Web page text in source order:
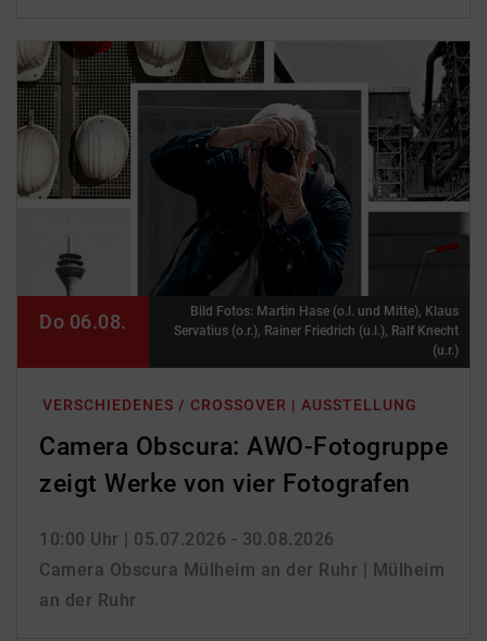
VERSCHIEDENES / CROSSOVER | AUSSTELLUNG
Camera Obscura: AWO-Fotogruppe
zeigt Werke von vier Fotografen
10:00 Uhr | 05.07.2026 - 30.08.2026
Camera Obscura Mülheim an der Ruhr | Mülheim
an der Ruhr
Do 06.08.
Bild Fotos: Martin Hase (o.l. und Mitte), Klaus
Servatius (o.r.), Rainer Friedrich (u.l.), Ralf Knecht
(u.r.)